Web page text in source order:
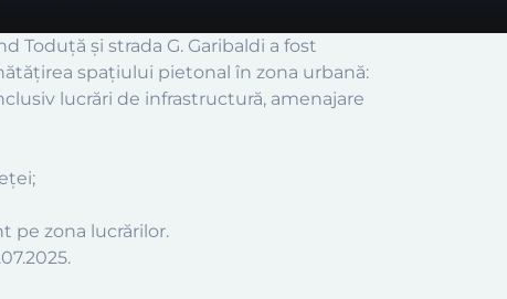
Toduță și strada G. Garibaldi a fost
spațiului pietonal în zona urbană:
lucrări de infrastructură, amenajare
pe zona lucrărilor.